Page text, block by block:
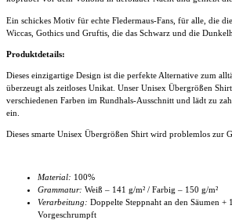
Ein schickes Motiv für echte Fledermaus-Fans, für alle, die
Wiccas, Gothics und Gruftis, die das Schwarz und die
Produktdetails:
Dieses einzigartige Design ist die perfekte Alternative zum
überzeugt als zeitloses Unikat. Unser Unisex Übergrößen Shirt
verschiedenen Farben im Rundhals-Ausschnitt und lädt zu
ein.
Dieses smarte Unisex Übergrößen Shirt wird problemlos zur
Material: 100%
Grammatur: Weiß – 141 g/m² / Farbig – 150 g/m²
Verarbeitung: Doppelte Steppnaht an den Säumen +
Vorgeschrumpft